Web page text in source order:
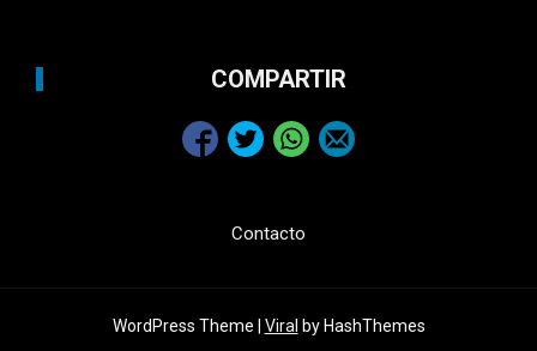
COMPARTIR
Contacto
WordPress Theme | Viral by HashThemes